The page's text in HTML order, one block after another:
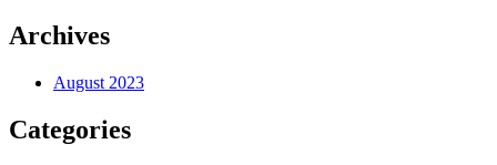
Archives
August 2023
Categories